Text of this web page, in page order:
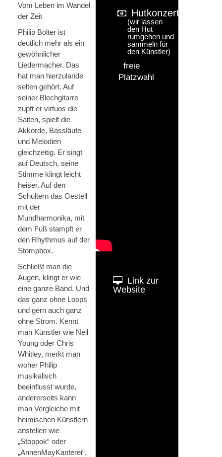
Vom Leben im Wandel
der Zeit
Philip Bölter ist
deutlich mehr als ein
gewöhnlicher
Liedermacher. Das
hat man hierzulande
selten gehört. Auf
seiner Blechgitarre
zupft er virtuos die
Saiten, spielt die
Akkorde, Bassläufe
und Melodien
gleichzeitig. Er singt
auf Deutsch, seine
Stimme klingt leicht
heiser. Auf den
Schultern das Gestell
mit der
Mundharmonika, mit
dem Fuß stampft er
den Rhythmus auf der
Stompbox.
Schließt man die
Augen, klingt er wie
eine ganze Band. Und
das ganz ohne Loops
und gern auch ganz
ohne Strom. Kennt
man Künstler wie Neil
Young oder Chris
Whitley, merkt man
woher Philip
musikalisch
beeinflusst wurde,
andererseits kann
man Vergleiche mit
heimischen Künstlern
anstellen wie
„Stoppok“ oder
„AnnenMayKanterei“.
Hutkonzert
(wir lassen
den Hut
rumgehen und
sammeln für
den Künstler)
freie
Platzwahl
Link zur
Website